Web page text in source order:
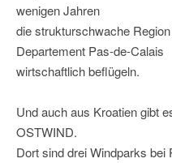
wenigen Jahren
die strukturschwache
Departement Pas-de-Calais
wirtschaftlich beflügeln.
Und auch aus Kroatien gibt
OSTWIND.
Dort sind drei Windparks